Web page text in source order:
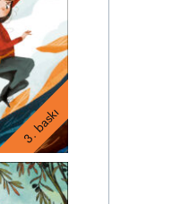
3. baskı